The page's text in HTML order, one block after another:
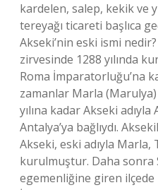
kardelen, salep, kekik ve
tereyağı ticareti başlıca
Akseki’nin eski ismi nedir?
zirvesinde 1288 yılında
Roma İmparatorluğu’na
zamanlar Marla (Marulya)
yılına kadar Akseki adıyla
Antalya’ya bağlıydı.
Akseki, eski adıyla Marla,
kurulmuştur. Daha sonra
egemenliğine giren ilçede